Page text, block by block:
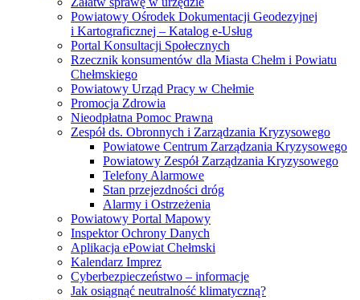
Powiatowy Ośrodek Dokumentacji Geodezyjnej
i Kartograficznej – Katalog e-Usług
Portal Konsultacji Społecznych
Rzecznik konsumentów dla Miasta Chełm i Powiatu
Chełmskiego
Powiatowy Urząd Pracy w Chełmie
Promocja Zdrowia
Nieodpłatna Pomoc Prawna
Zespół ds. Obronnych i Zarządzania Kryzysowego
Powiatowe Centrum Zarządzania Kryzysowego
Powiatowy Zespół Zarządzania Kryzysowego
Telefony Alarmowe
Stan przejezdności dróg
Alarmy i Ostrzeżenia
Powiatowy Portal Mapowy
Inspektor Ochrony Danych
Aplikacja ePowiat Chełmski
Kalendarz Imprez
Cyberbezpieczeństwo – informacje
Jak osiągnąć neutralność klimatyczną?